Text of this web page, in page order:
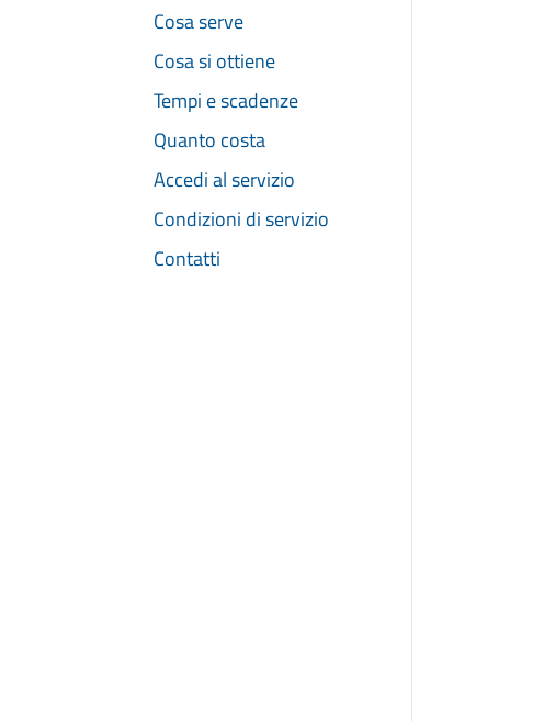
Cosa serve
Cosa si ottiene
Tempi e scadenze
Quanto costa
Accedi al servizio
Condizioni di servizio
Contatti